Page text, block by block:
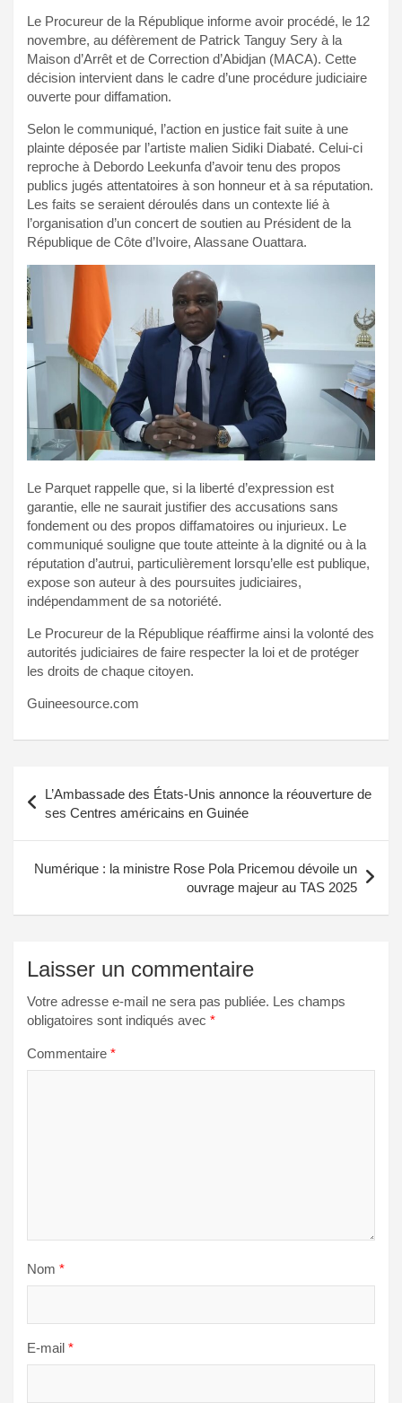
Le Procureur de la République informe avoir procédé, le 12
novembre, au défèrement de Patrick Tanguy Sery à la
Maison d’Arrêt et de Correction d’Abidjan (MACA). Cette
décision intervient dans le cadre d’une procédure judiciaire
ouverte pour diffamation.
Selon le communiqué, l’action en justice fait suite à une
plainte déposée par l’artiste malien Sidiki Diabaté. Celui-ci
reproche à Debordo Leekunfa d’avoir tenu des propos
publics jugés attentatoires à son honneur et à sa réputation.
Les faits se seraient déroulés dans un contexte lié à
l’organisation d’un concert de soutien au Président de la
République de Côte d’Ivoire, Alassane Ouattara.
Le Parquet rappelle que, si la liberté d’expression est
garantie, elle ne saurait justifier des accusations sans
fondement ou des propos diffamatoires ou injurieux. Le
communiqué souligne que toute atteinte à la dignité ou à la
réputation d’autrui, particulièrement lorsqu’elle est publique,
expose son auteur à des poursuites judiciaires,
indépendamment de sa notoriété.
Le Procureur de la République réaffirme ainsi la volonté des
autorités judiciaires de faire respecter la loi et de protéger
les droits de chaque citoyen.
Guineesource.com
de
l’article
L’Ambassade des États-Unis annonce la réouverture de
ses Centres américains en Guinée
Numérique : la ministre Rose Pola Pricemou dévoile un
ouvrage majeur au TAS 2025
Laisser un commentaire
Votre adresse e-mail ne sera pas publiée. Les champs
obligatoires sont indiqués avec *
Commentaire *
Nom *
E-mail *